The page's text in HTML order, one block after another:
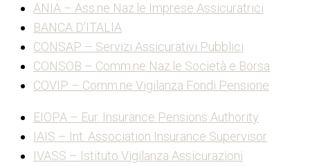
ANIA – Ass.ne Naz.le Imprese Assicuratrici
BANCA D’ITALIA
CONSAP – Servizi Assicurativi Pubblici
CONSOB – Comm.ne Naz.le Società e Borsa
COVIP – Comm.ne Vigilanza Fondi Pensione
EIOPA – Eur. Insurance Pensions Authority
IAIS – Int. Association Insurance Supervisor
IVASS – Istituto Vigilanza Assicurazioni